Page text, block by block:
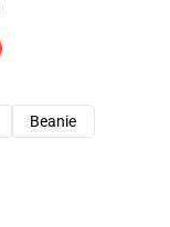
Beanie